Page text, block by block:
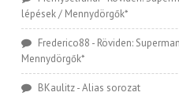
lépések / Mennydörgők*
Frederico88 - Röviden:
Mennydörgők*
BKaulitz-Alias sorozat